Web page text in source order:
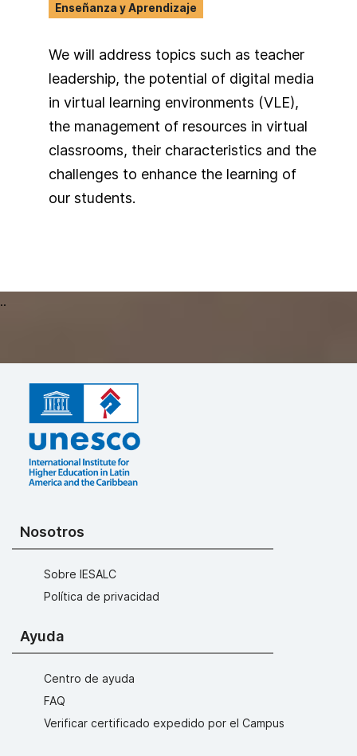
Enseñanza y Aprendizaje
We will address topics such as teacher
leadership, the potential of digital media
in virtual learning environments (VLE),
the management of resources in virtual
classrooms, their characteristics and the
challenges to enhance the learning of
our students.
..
Nosotros
Sobre IESALC
Política de privacidad
Ayuda
Centro de ayuda
FAQ
Verificar certificado expedido por el Campus